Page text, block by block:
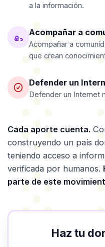
a la información.
Acompañar a
Acompañar a
que crean
Defender un
Defender un Internet
Cada aporte cuenta.
construyendo un país
teniendo acceso a
verificada por humanos.
parte de este
Haz tu